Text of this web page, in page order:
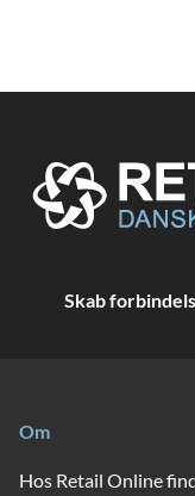
Skab
Om
Hos Retail Online